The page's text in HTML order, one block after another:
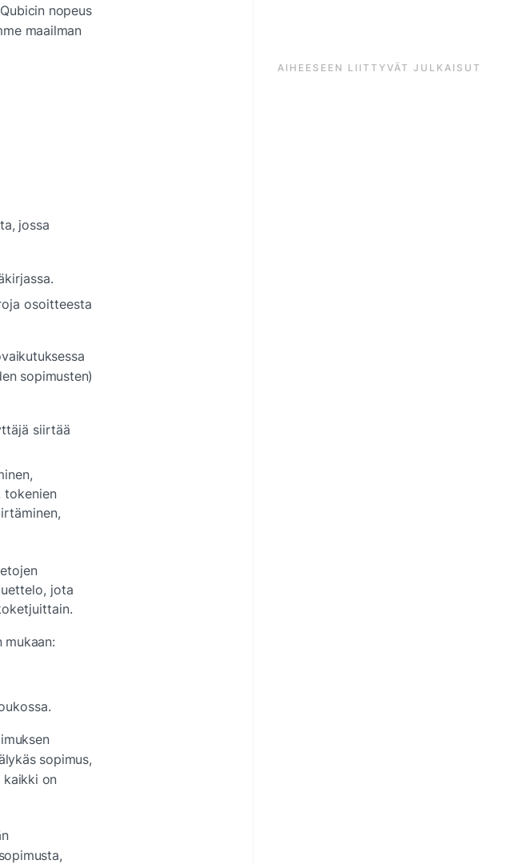
nopeus
maailman
jossa
osoitteesta
sopimusten)
siirtää
tokenien
jota
mukaan:
sopimus,
kaikki on
AIHEESEEN LIITTYVÄT JULKAISUT